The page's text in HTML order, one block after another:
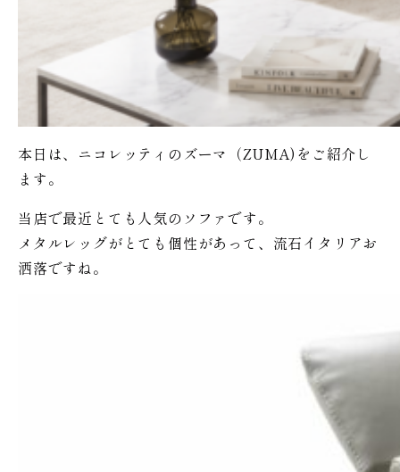
本日は、ニコレッティのズーマ（ZUMA)をご紹介し
ます。
当店で最近とても人気のソファです。
メタルレッグがとても個性があって、流石イタリアお
洒落ですね。